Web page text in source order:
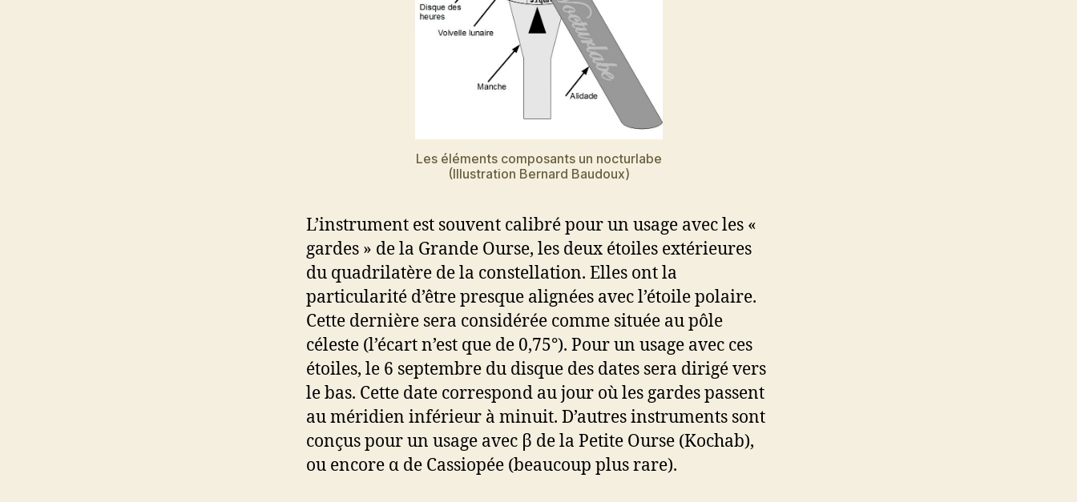
Les éléments composants un nocturlabe
(Illustration Bernard Baudoux)
L’instrument est souvent calibré pour un usage avec les «
gardes » de la Grande Ourse, les deux étoiles extérieures
du quadrilatère de la constellation. Elles ont la
particularité d’être presque alignées avec l’étoile polaire.
Cette dernière sera considérée comme située au pôle
céleste (l’écart n’est que de 0,75°). Pour un usage avec ces
étoiles, le 6 septembre du disque des dates sera dirigé vers
le bas. Cette date correspond au jour où les gardes passent
au méridien inférieur à minuit. D’autres instruments sont
conçus pour un usage avec β de la Petite Ourse (Kochab),
ou encore α de Cassiopée (beaucoup plus rare).